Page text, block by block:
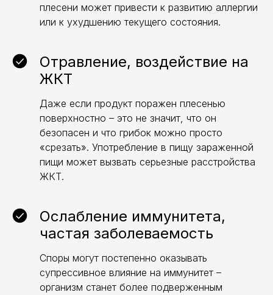
плесени может привести к развитию аллергии
или к ухудшению текущего состояния.
Отравление, воздействие на
ЖКТ
Даже если продукт поражен плесенью
поверхностно – это не значит, что он
безопасен и что грибок можно просто
«срезать». Употребление в пищу зараженной
пищи может вызвать серьезные расстройства
ЖКТ.
Ослабление иммунитета,
частая заболеваемость
Споры могут постепенно оказывать
супрессивное влияние на иммунитет –
организм станет более подверженным